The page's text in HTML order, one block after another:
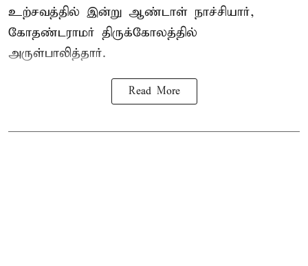
உற்சவத்தில் இன்று ஆண்டாள் நாச்சியார்,
கோதண்டராமர் திருக்கோலத்தில்
அருள்பாலித்தார்.
Read More